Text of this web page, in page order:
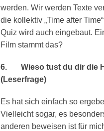
werden. Wir werden Texte
die kollektiv „Time after
Quiz wird auch eingebaut.
Film stammt das?
6. Wieso tust du dir die
(Leserfrage)
Es hat sich einfach so
Vielleicht sogar, es
anderen beweisen ist für